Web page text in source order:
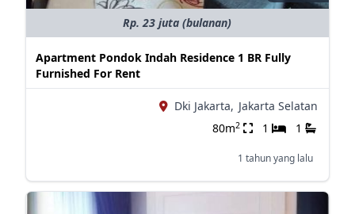
Rp. 23 juta (bulanan)
Apartment Pondok Indah Residence 1 BR Fully
Furnished For Rent
Dki Jakarta, Jakarta Selatan
80m2 1 1
1 tahun yang lalu